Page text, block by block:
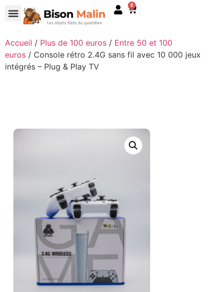
0
Accueil / Plus de 100 euros / Entre 50 et 100
euros / Console rétro 2.4G sans fil avec 10 000 jeux
intégrés – Plug & Play TV